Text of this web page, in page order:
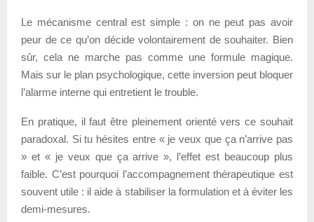
Le mécanisme central est simple : on ne peut pas avoir
peur de ce qu’on décide volontairement de souhaiter. Bien
sûr, cela ne marche pas comme une formule magique.
Mais sur le plan psychologique, cette inversion peut bloquer
l’alarme interne qui entretient le trouble.
En pratique, il faut être pleinement orienté vers ce souhait
paradoxal. Si tu hésites entre « je veux que ça n’arrive pas
» et « je veux que ça arrive », l’effet est beaucoup plus
faible. C’est pourquoi l’accompagnement thérapeutique est
souvent utile : il aide à stabiliser la formulation et à éviter les
demi-mesures.